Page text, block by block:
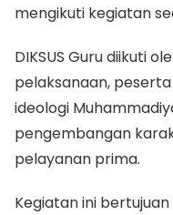
mengikuti kegiatan
DIKSUS Guru diikuti
pelaksanaan,
ideologi
pengembangan
pelayanan prima.
Kegiatan ini